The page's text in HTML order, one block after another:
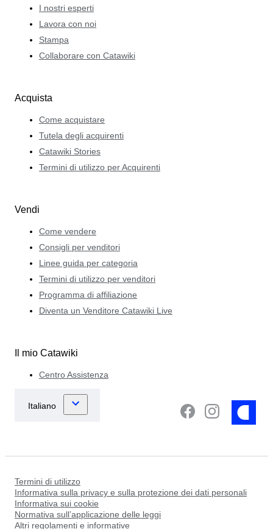
I nostri esperti
Lavora con noi
Stampa
Collaborare con Catawiki
Acquista
Come acquistare
Tutela degli acquirenti
Catawiki Stories
Termini di utilizzo per Acquirenti
Vendi
Come vendere
Consigli per venditori
Linee guida per categoria
Termini di utilizzo per venditori
Programma di affiliazione
Diventa un Venditore Catawiki Live
Il mio Catawiki
Centro Assistenza
Termini di utilizzo
Informativa sulla privacy e sulla protezione dei dati personali
Informativa sui cookie
Normativa sull’applicazione delle leggi
Altri regolamenti e informative